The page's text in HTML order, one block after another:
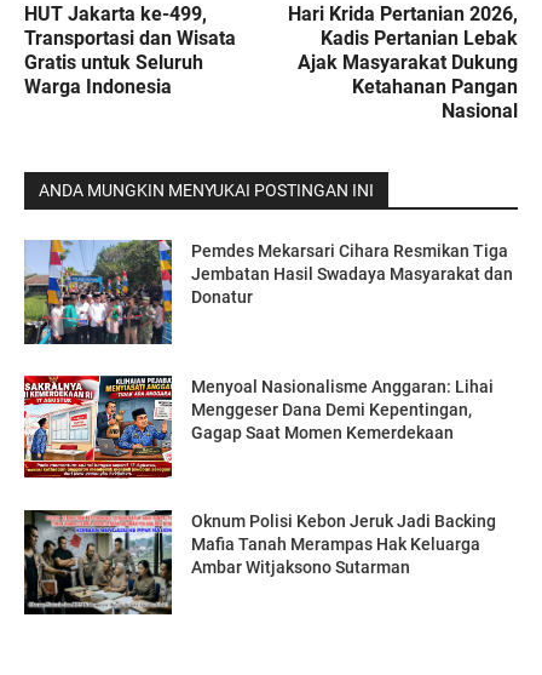
HUT Jakarta ke-499,
Transportasi dan Wisata
Gratis untuk Seluruh
Warga Indonesia
Hari Krida Pertanian 2026,
Kadis Pertanian Lebak
Ajak Masyarakat Dukung
Ketahanan Pangan
Nasional
ANDA MUNGKIN MENYUKAI POSTINGAN INI
Pemdes Mekarsari Cihara Resmikan Tiga
Jembatan Hasil Swadaya Masyarakat dan
Donatur
Menyoal Nasionalisme Anggaran: Lihai
Menggeser Dana Demi Kepentingan,
Gagap Saat Momen Kemerdekaan
Oknum Polisi Kebon Jeruk Jadi Backing
Mafia Tanah Merampas Hak Keluarga
Ambar Witjaksono Sutarman